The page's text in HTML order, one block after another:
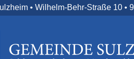
• Wilhelm-Behr-Straße 10 •